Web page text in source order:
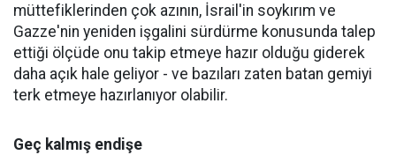
müttefiklerinden çok azının, İsrail'in soykırım ve
Gazze'nin yeniden işgalini sürdürme konusunda talep
ettiği ölçüde onu takip etmeye hazır olduğu giderek
daha açık hale geliyor - ve bazıları zaten batan gemiyi
terk etmeye hazırlanıyor olabilir.
Geç kalmış endişe